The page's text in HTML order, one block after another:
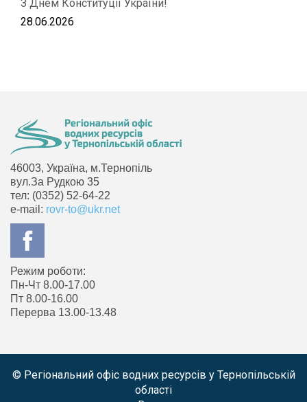
З Днем Конституції України!
28.06.2026
46003, Україна, м.Тернопіль
вул.За Рудкою 35
тел: (0352) 52-64-22
e-mail: rovr-to@ukr.net
Режим роботи:
Пн-Чт 8.00-17.00
Пт 8.00-16.00
Перерва 13.00-13.48
© Регіональний офіс водних ресурсів у Тернопільській
області